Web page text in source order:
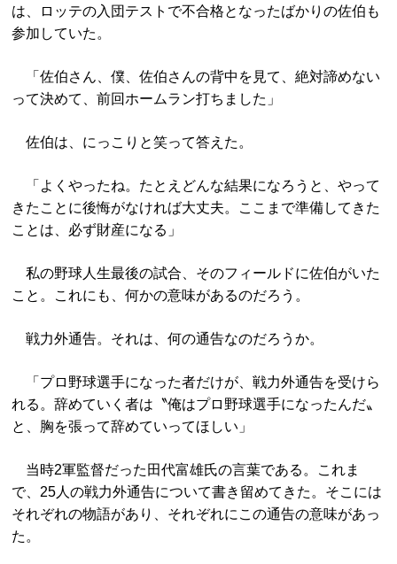
は、ロッテの入団テストで不合格となったばかりの佐伯も
参加していた。
「佐伯さん、僕、佐伯さんの背中を見て、絶対諦めない
って決めて、前回ホームラン打ちました」
佐伯は、にっこりと笑って答えた。
「よくやったね。たとえどんな結果になろうと、やって
きたことに後悔がなければ大丈夫。ここまで準備してきた
ことは、必ず財産になる」
私の野球人生最後の試合、そのフィールドに佐伯がいた
こと。これにも、何かの意味があるのだろう。
戦力外通告。それは、何の通告なのだろうか。
「プロ野球選手になった者だけが、戦力外通告を受けら
れる。辞めていく者は〝俺はプロ野球選手になったんだ〟
と、胸を張って辞めていってほしい」
当時2軍監督だった田代富雄氏の言葉である。これま
で、25人の戦力外通告について書き留めてきた。そこには
それぞれの物語があり、それぞれにこの通告の意味があっ
た。